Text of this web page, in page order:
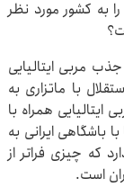
به کشور مورد نظر
مربی ایتالیایی
با ماتزاری به
ایتالیایی همراه با
باشگاهی ایرانی به
که چیزی فراتر از
است.